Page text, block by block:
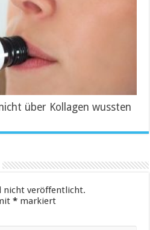
über Kollagen wussten
nicht veröffentlicht.
* markiert